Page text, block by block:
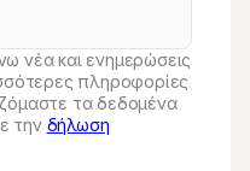
νέα και ενημερώσεις
πληροφορίες
τα δεδομένα
την δήλωση